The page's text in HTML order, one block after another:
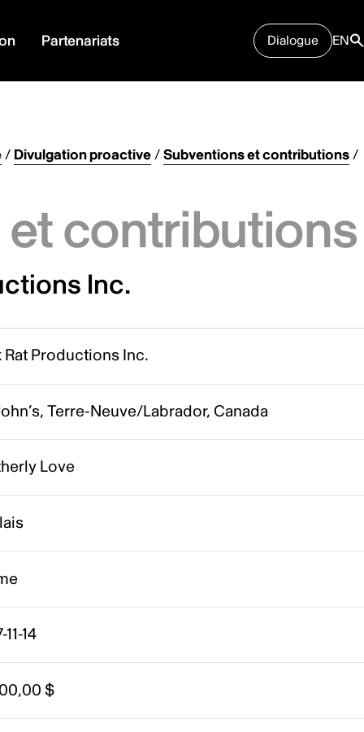
Partenariats Dialogue EN
/ Divulgation proactive/Subventions et contributions/
contributions
Inc.
Rat Productions Inc.
Terre-Neuve/Labrador, Canada
Love
14
$